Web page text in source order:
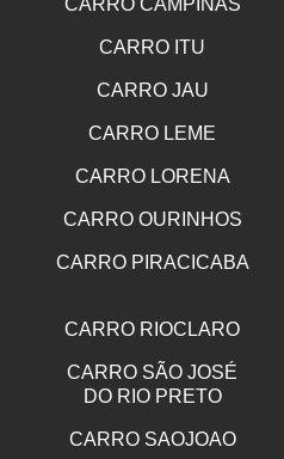
CARRO CAMPINAS
CARRO ITU
CARRO JAU
CARRO LEME
CARRO LORENA
CARRO OURINHOS
CARRO PIRACICABA
CARRO RIOCLARO
CARRO SÃO JOSÉ
DO RIO PRETO
CARRO SAOJOAO